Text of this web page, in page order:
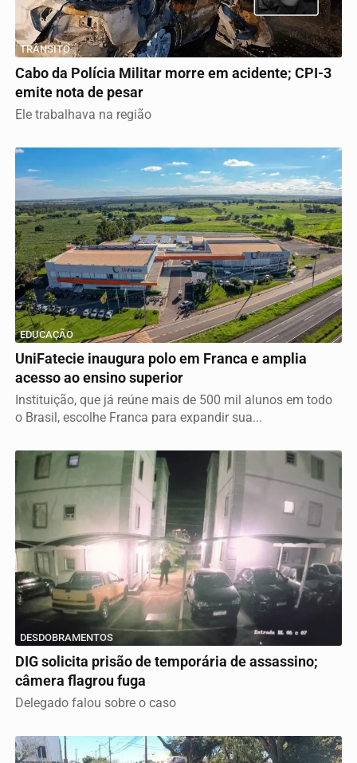
TRÂNSITO
Cabo da Polícia Militar morre em acidente; CPI-3
emite nota de pesar
Ele trabalhava na região
EDUCAÇÃO
UniFatecie inaugura polo em Franca e amplia
acesso ao ensino superior
Instituição, que já reúne mais de 500 mil alunos em todo
o Brasil, escolhe Franca para expandir sua...
DESDOBRAMENTOS
DIG solicita prisão de temporária de assassino;
câmera flagrou fuga
Delegado falou sobre o caso